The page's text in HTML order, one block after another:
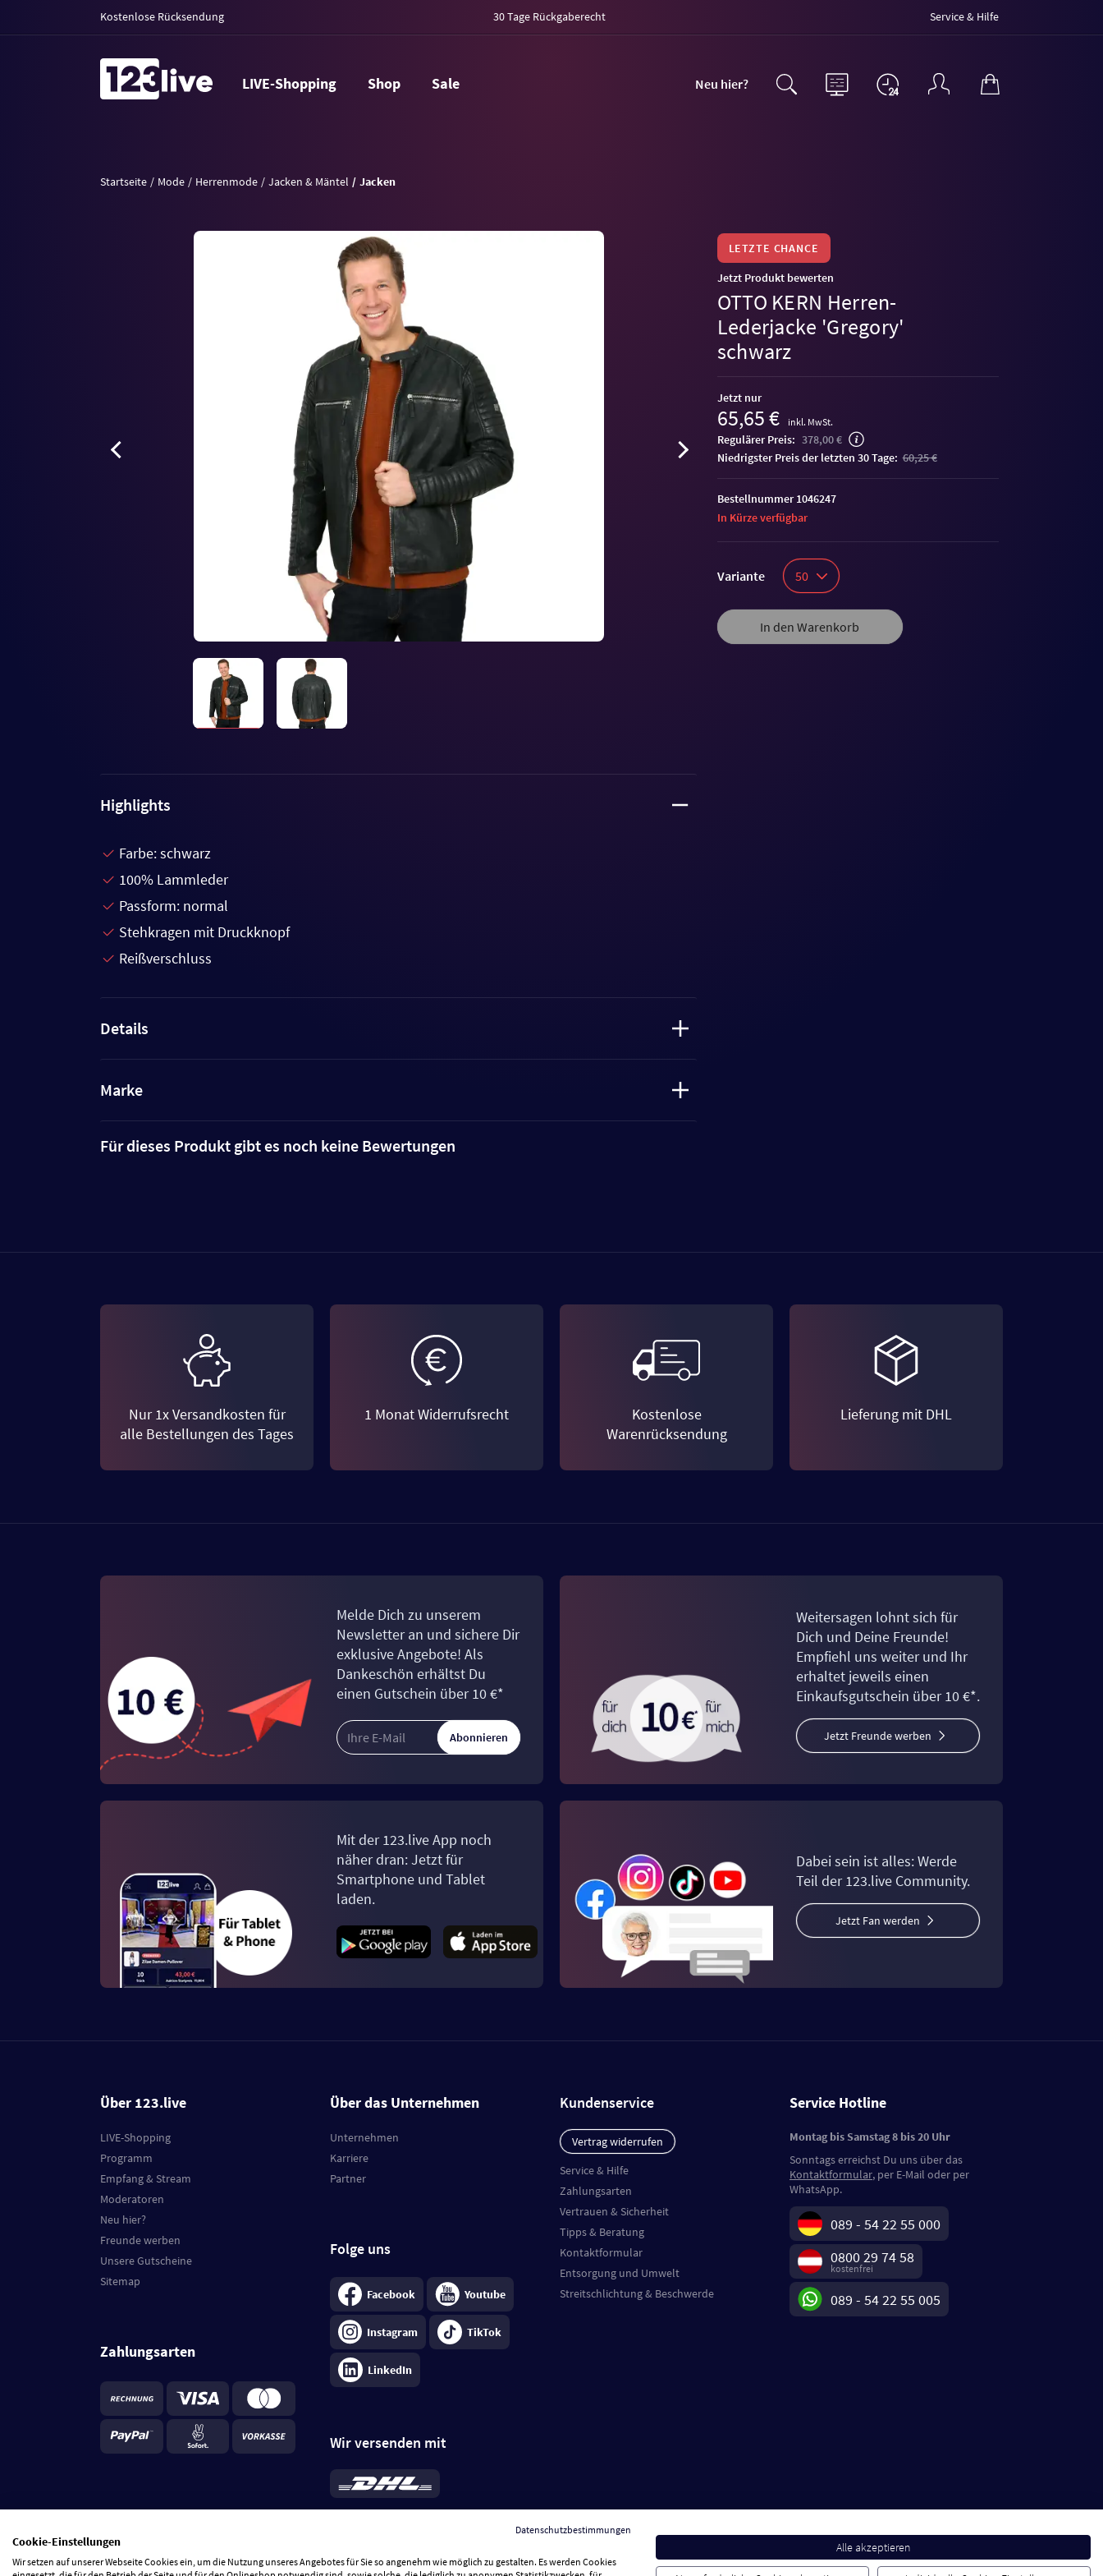
Kostenlose Rücksendung 30 Tage Rückgaberecht Service & Hilfe
LIVE-Shopping Shop Sale Neu hier?
Startseite Mode Herrenmode Jacken & Mäntel Jacken
LETZTE CHANCE
Jetzt Produkt bewerten
OTTO KERN Herren-
Lederjacke 'Gregory'
schwarz
Jetzt nur
65,65 € inkl. MwSt.
Regulärer Preis: 378,00 €
niedrigster Preis der letzten 30 Tage: 60,25 €
Variante 50
In den Warenkorb
Bestellnummer 1046247
In Kürze verfügbar
Highlights
Farbe: schwarz
100% Lammleder
Passform: normal
Stehkragen mit Druckknopf
Reißverschluss
Details
Marke
Für dieses Produkt gibt es noch keine Bewertungen
Nur 1x Versandkosten für
alle Bestellungen des Tages
1 Monat Widerrufsrecht
Kostenlose
Warenrücksendung
Lieferung mit DHL
Melde Dich zu unserem
Newsletter an und sichere Dir
exklusive Angebote! Als
Dankeschön erhältst Du
einen Gutschein über 10 €*
Abonnieren
Weitersagen lohnt sich für
Dich und Deine Freunde!
Empfiehl uns weiter und Ihr
erhaltet jeweils einen
Einkaufsgutschein über 10 €*.
Jetzt Freunde werben
Mit der 123.live App noch
näher dran: Jetzt für
Smartphone und Tablet
laden.
Dabei sein ist alles: Werde
Teil der 123.live Community.
Jetzt Fan werden
Über 123.live
LIVE-Shopping
Programm
Empfang & Stream
Moderatoren
Neu hier?
Freunde werben
Unsere Gutscheine
Sitemap
Zahlungsarten
Über das Unternehmen
Unternehmen
Karriere
Partner
Folge uns
Facebook Youtube
Instagram TikTok
LinkedIn
Wir versenden mit
*Standard 6,95 €; bei Kühlware zzgl. 0,99 €
je Bestellung, insgesamt 7,94 €. Lieferzeit3-
Kundenservice
Vertrag widerrufen
Service & Hilfe
Zahlungsarten
Vertrauen & Sicherheit
Tipps & Beratung
Kontaktformular
Entsorgung und Umwelt
Streitschlichtung & Beschwerde
Service Hotline
Montag bis Samstag 8 bis 20 Uhr
Sonntags erreichst Du uns über das
Kontaktformular, per E-Mail oder per
WhatsApp.
089 - 54 22 55 000
0800 29 74 58
kostenfrei
089 - 54 22 55 005
Datenschutzbestimmungen
Cookie-Einstellungen
Wir setzen auf unserer Webseite Cookies ein, um die Nutzung unseres Angebotes für Sie so angenehm wie möglich zu gestalten. Es werden Cookies
Alle akzeptieren